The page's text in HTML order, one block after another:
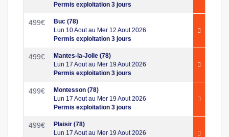
Permis exploitation 3 jours
499€
Buc (78)
Lun 10 Aout au Mer 12 Aout 2026
Permis exploitation 3 jours
499€
Mantes-la-Jolie (78)
Lun 17 Aout au Mer 19 Aout 2026
Permis exploitation 3 jours
499€
Montesson (78)
Lun 17 Aout au Mer 19 Aout 2026
Permis exploitation 3 jours
499€
Plaisir (78)
Lun 17 Aout au Mer 19 Aout 2026